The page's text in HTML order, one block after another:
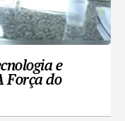
e
Força do